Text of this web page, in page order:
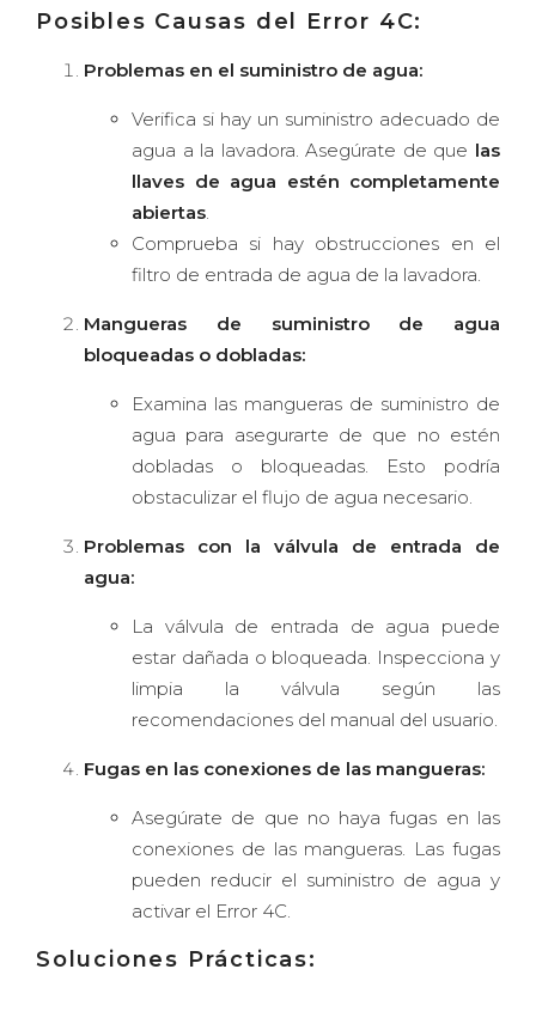
Posibles Causas del Error 4C:
Problemas en el suministro de agua:
Verifica si hay un suministro adecuado de
agua a la lavadora. Asegúrate de que las
llaves de agua estén completamente
abiertas.
Comprueba si hay obstrucciones en el
filtro de entrada de agua de la lavadora.
Mangueras de suministro de agua
bloqueadas o dobladas:
Examina las mangueras de suministro de
agua para asegurarte de que no estén
dobladas o bloqueadas. Esto podría
obstaculizar el flujo de agua necesario.
Problemas con la válvula de entrada de
agua:
La válvula de entrada de agua puede
estar dañada o bloqueada. Inspecciona y
limpia la válvula según las
recomendaciones del manual del usuario.
Fugas en las conexiones de las mangueras:
Asegúrate de que no haya fugas en las
conexiones de las mangueras. Las fugas
pueden reducir el suministro de agua y
activar el Error 4C.
Soluciones Prácticas: